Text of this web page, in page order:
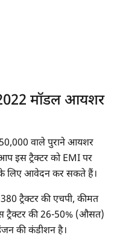
मॉडल आयशर
वाले पुराने आयशर
आप इस ट्रैक्टर को EMI पर
के लिए आवेदन कर सकते हैं।
ट्रैक्टर की एचपी, कीमत
ट्रैक्टर की 26-50% (औसत)
की कंडीशन है।